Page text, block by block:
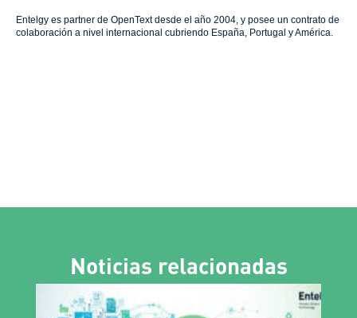
Entelgy es partner de OpenText desde el año 2004, y posee un contrato de
colaboración a nivel internacional cubriendo España, Portugal y América.
Noticias relacionadas